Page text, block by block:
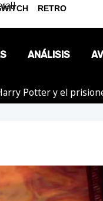
ANÁLISIS
Potter y el
RETRO